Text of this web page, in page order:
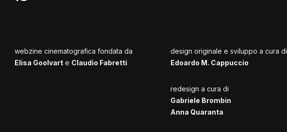
webzine cinematografica fondata da
Elisa Goolvart e Claudio Fabretti
design originale e sviluppo a cura di
Edoardo M. Cappuccio
redesign a cura di
Gabriele Brombin
Anna Quaranta